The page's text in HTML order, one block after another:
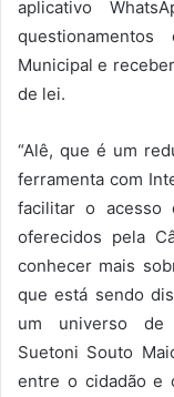
aplicativo
Municipal e
de lei.
“Alê, que é um
ferramenta com
facilitar o acesso
oferecidos pela
conhecer mais
que está sendo
um universo de
Suetoni Souto
entre o cidadão e